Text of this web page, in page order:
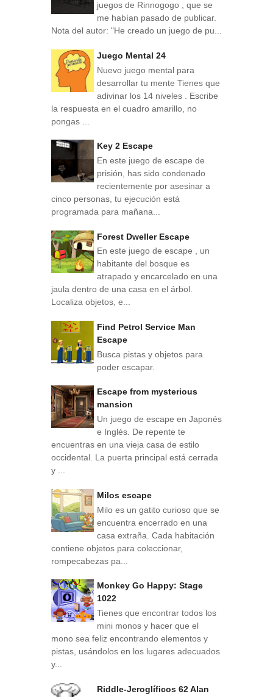
juegos de Rinnogogo , que se
me habían pasado de publicar.
Nota del autor: "He creado un juego de pu...
Juego Mental 24
Nuevo juego mental para
desarrollar tu mente Tienes que
adivinar los 14 niveles . Escribe
la respuesta en el cuadro amarillo, no
pongas ...
Key 2 Escape
En este juego de escape de
prisión, has sido condenado
recientemente por asesinar a
cinco personas, tu ejecución está
programada para mañana...
Forest Dweller Escape
En este juego de escape , un
habitante del bosque es
atrapado y encarcelado en una
jaula dentro de una casa en el árbol.
Localiza objetos, e...
Find Petrol Service Man
Escape
Busca pistas y objetos para
poder escapar.
Escape from mysterious
mansion
Un juego de escape en Japonés
e Inglés. De repente te
encuentras en una vieja casa de estilo
occidental. La puerta principal está cerrada
y ...
Milos escape
Milo es un gatito curioso que se
encuentra encerrado en una
casa extraña. Cada habitación
contiene objetos para coleccionar,
rompecabezas pa...
Monkey Go Happy: Stage
1022
Tienes que encontrar todos los
mini monos y hacer que el
mono sea feliz encontrando elementos y
pistas, usándolos en los lugares adecuados
y...
Riddle-Jeroglíficos 62 Alan